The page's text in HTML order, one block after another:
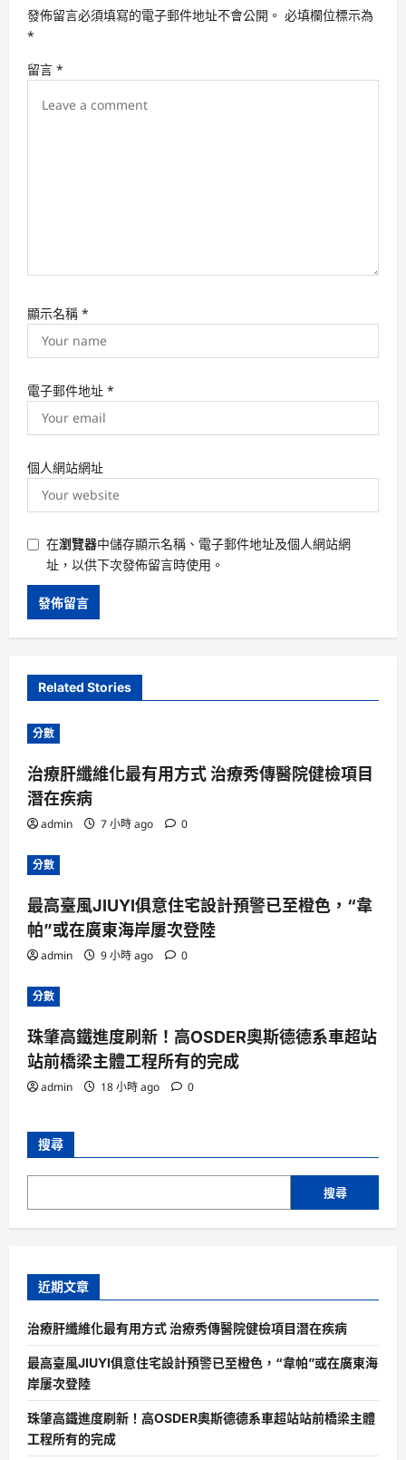
a
t
i
發佈留言必須填寫的電子郵件地址不會公開。 必填欄位標示為
*
留言 *
顯示名稱 *
電子郵件地址 *
個人網站網址
在瀏覽器中儲存顯示名稱、電子郵件地址及個人網站網
址，以供下次發佈留言時使用。
Related Stories
分數
治療肝纖維化最有用方式 治療秀傳醫院健檢項目
潛在疾病
admin 7 小時 ago 0
分數
最高臺風JIUYI俱意住宅設計預警已至橙色，“韋
帕”或在廣東海岸屢次登陸
admin 9 小時 ago 0
分數
珠肇高鐵進度刷新！高OSDER奧斯德德系車超站
站前橋梁主體工程所有的完成
admin 18 小時 ago 0
搜尋
搜尋
近期文章
治療肝纖維化最有用方式 治療秀傳醫院健檢項目潛在疾病
最高臺風JIUYI俱意住宅設計預警已至橙色，“韋帕”或在廣東海
岸屢次登陸
珠肇高鐵進度刷新！高OSDER奧斯德德系車超站站前橋梁主體
工程所有的完成